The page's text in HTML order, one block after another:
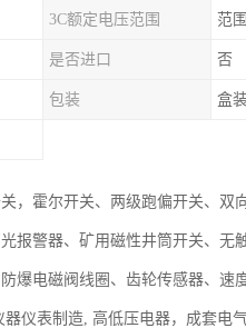
3C额定电压范围 范
是否进口 否
包装 盒
，霍尔开关、两级跑偏开关、双
报警器、矿用磁性井筒开关、无
电磁阀线圈、齿轮传感器、速
仪表制造, 高低压电器，成套电